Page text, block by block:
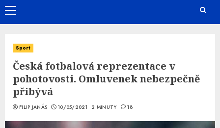
Primary
Menu
Sport
Česká fotbalová reprezentace v
pohotovosti. Omluvenek nebezpečně
přibývá
FILIP JANÁS 10/05/2021 2 MINUTY 18